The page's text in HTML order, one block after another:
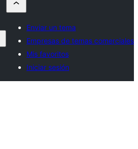
Enviar un tema
Empresas de temas comerciales
Mis favoritos
Iniciar sesión